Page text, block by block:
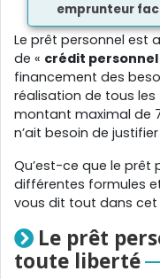
emprunteur
Le prêt personnel est
de « crédit personnel
financement des
réalisation de tous les
montant maximal de
n’ait besoin de
Qu’est-ce que le prêt
différentes formules
vous dit tout dans cet
Le prêt
toute liberté